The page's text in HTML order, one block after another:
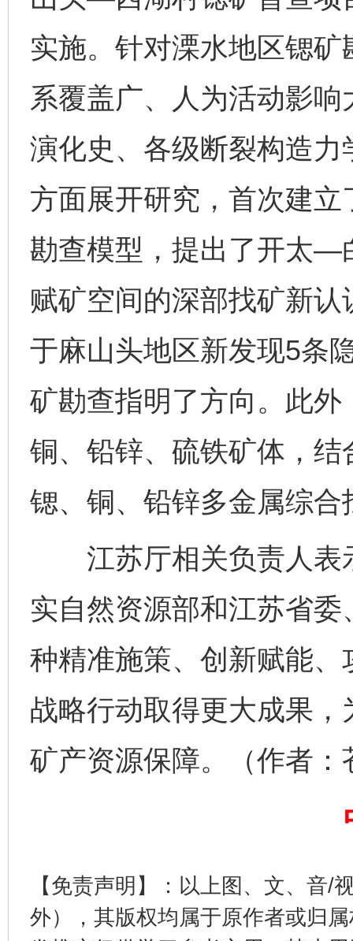
实施。针对溧水地区锶
系覆盖广、人为活动影
演化史、各级断裂构造
方面展开研究，首次建
勘查模型，提出了开太—
赋矿空间的深部找矿新
于麻山头地区新发现5条
矿勘查指明了方向。此
铜、铅锌、硫铁矿体，
锶、铜、铅锌多金属综合
江苏厅相关负责人表
实自然资源部和江苏省
种精准施策、创新赋能
战略行动取得更大成果
矿产资源保障。（作者：
【免责声明】：以上图、文、音/
外），其版权均属于原作者或归